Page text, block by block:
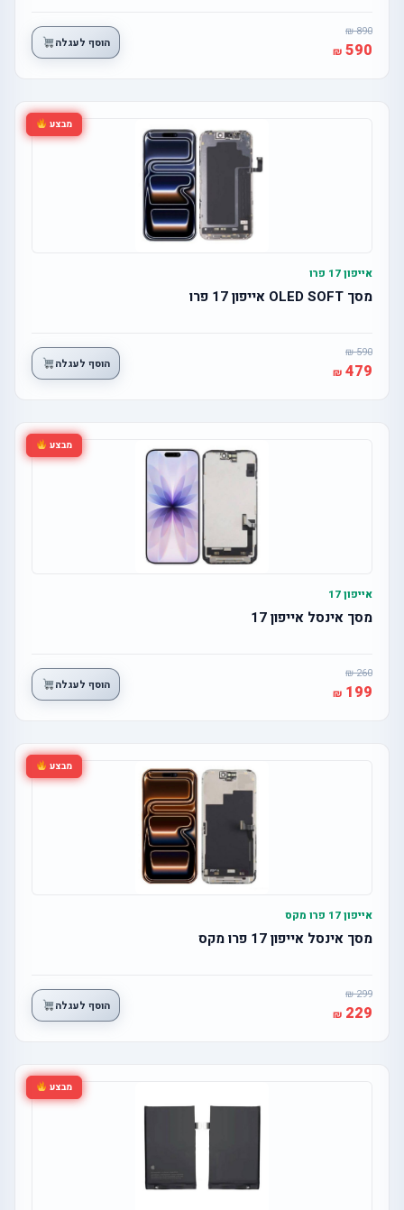
890
590 הוסף לעגלה
מבצע
אייפון 17 פרו
מסך OLED SOFT אייפון 17 פרו
590
479 הוסף לעגלה
מבצע
אייפון 17
מסך אינסל אייפון 17
260
199 הוסף לעגלה
מבצע
אייפון 17 פרו מקס
מסך אינסל אייפון 17 פרו מקס
299
229 הוסף לעגלה
מבצע